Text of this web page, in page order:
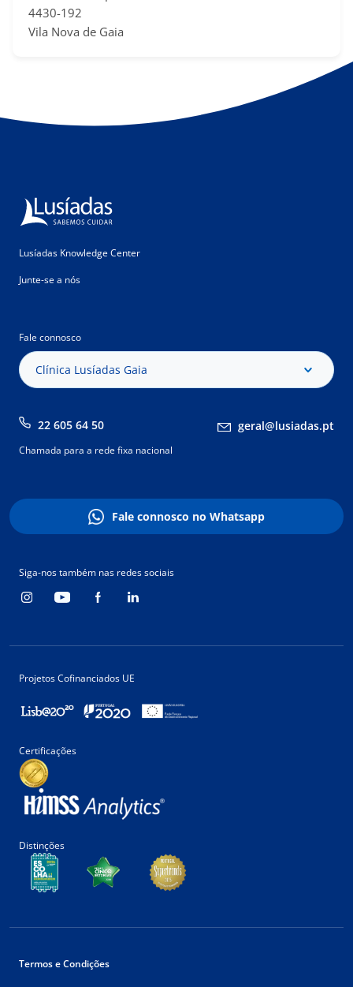
4430-192
Vila Nova de Gaia
Lusíadas Knowledge Center
Junte-se a nós
Fale connosco
Clínica Lusíadas Gaia
22 605 64 50 geral@lusiadas.pt
Chamada para a rede fixa nacional
Fale connosco no Whatsapp
Siga-nos também nas redes sociais
Projetos Cofinanciados UE
Certificações
Distinções
Termos e Condições